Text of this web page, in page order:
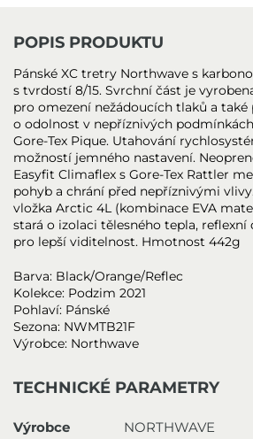
POPIS PRODUKTU
Pánské XC tretry Northwave s
s tvrdostí 8/15. Svrchní část je
pro omezení nežádoucích tlaků a také
o odolnost v nepříznivých
Gore-Tex Pique. Utahování
možností jemného nastavení.
Easyfit Climaflex s Gore-Tex Rattler
pohyb a chrání před nepříznivými
vložka Arctic 4L (kombinace EVA
stará o izolaci tělesného tepla,
pro lepší viditelnost. Hmotnost 442g
Barva: Black/Orange/Reflec
Kolekce: Podzim 2021
Pohlaví: Pánské
Sezona: NWMTB21F
Výrobce: Northwave
TECHNICKÉ PARAMETRY
Výrobce NORTHWAVE